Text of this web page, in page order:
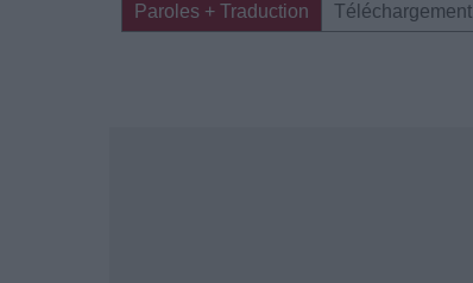
Paroles + Traduction Téléchargement